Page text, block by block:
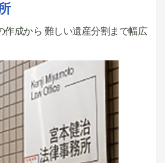
作成から 難しい遺産分割まで幅広